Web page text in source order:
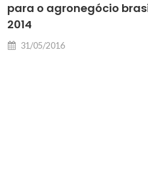
para o agronegócio
2014
31/05/2016